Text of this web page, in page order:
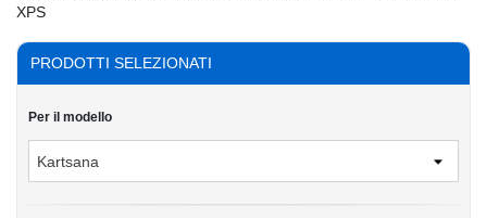
XPS
PRODOTTI SELEZIONATI
Per il modello